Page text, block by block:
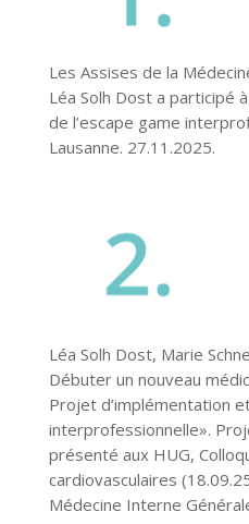
Les Assises de la
Léa Solh Dost a participé
de l’escape game
Lausanne. 27.11.2025.
Léa Solh Dost, Marie
Débuter un nouveau
Projet d’implémentation
interprofessionnelle».
présenté aux HUG,
cardiovasculaires
Médecine Interne